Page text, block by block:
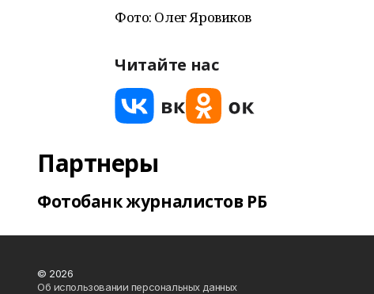
Фото: Олег Яровиков
Читайте нас
Партнеры
Фотобанк журналистов РБ
© 2026
Об использовании персональных данных